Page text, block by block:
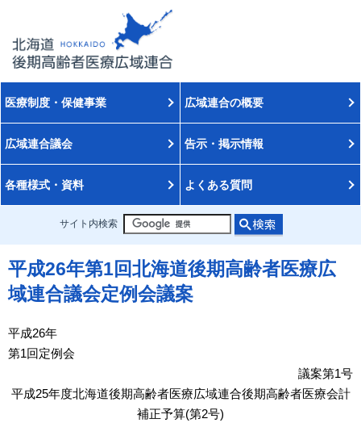
医療制度・保健事業 広域連合の概要
広域連合議会 告示・掲示情報
各種様式・資料 よくある質問
サイト内検索
平成26年第1回北海道後期高齢者医療広
域連合議会定例会議案
平成26年
第1回定例会
議案第1号
平成25年度北海道後期高齢者医療広域連合後期高齢者医療会計
補正予算(第2号)